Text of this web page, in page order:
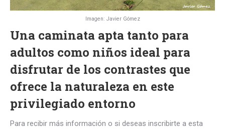
Imagen: Javier Gómez
Una caminata apta tanto para
adultos como niños ideal para
disfrutar de los contrastes que
ofrece la naturaleza en este
privilegiado entorno
Para recibir más información o si deseas inscribirte a esta